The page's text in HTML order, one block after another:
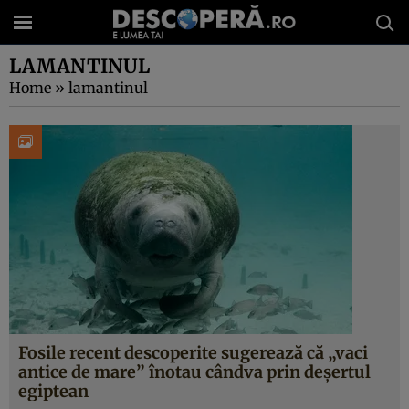
LAMANTINUL
Home » lamantinul
Fosile recent descoperite sugerează că „vaci
antice de mare” înotau cândva prin deșertul
egiptean